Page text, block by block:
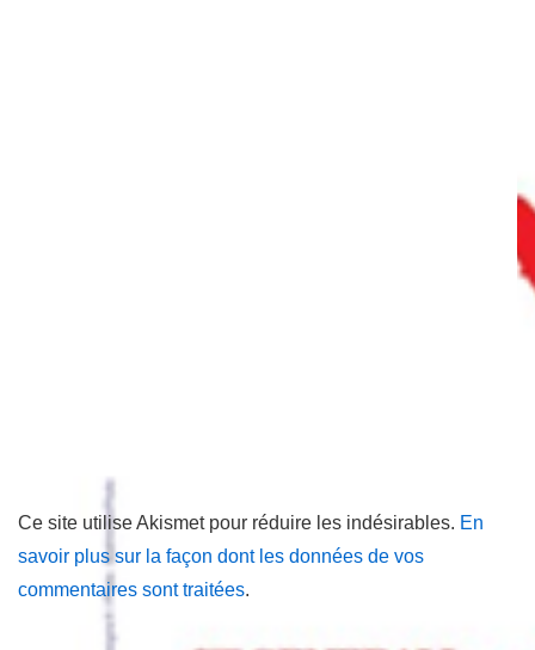
Ce site utilise Akismet pour réduire les indésirables. En
savoir plus sur la façon dont les données de vos
commentaires sont traitées.